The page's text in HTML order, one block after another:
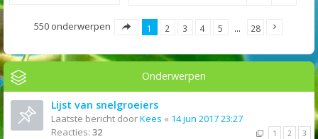
550 onderwerpen 1 2 3 4 5 … 28
Onderwerpen
Lijst van snelgroeiers
Laatste bericht doorKees « 14 jun 2017 23:27
Reacties: 32 1 2 3